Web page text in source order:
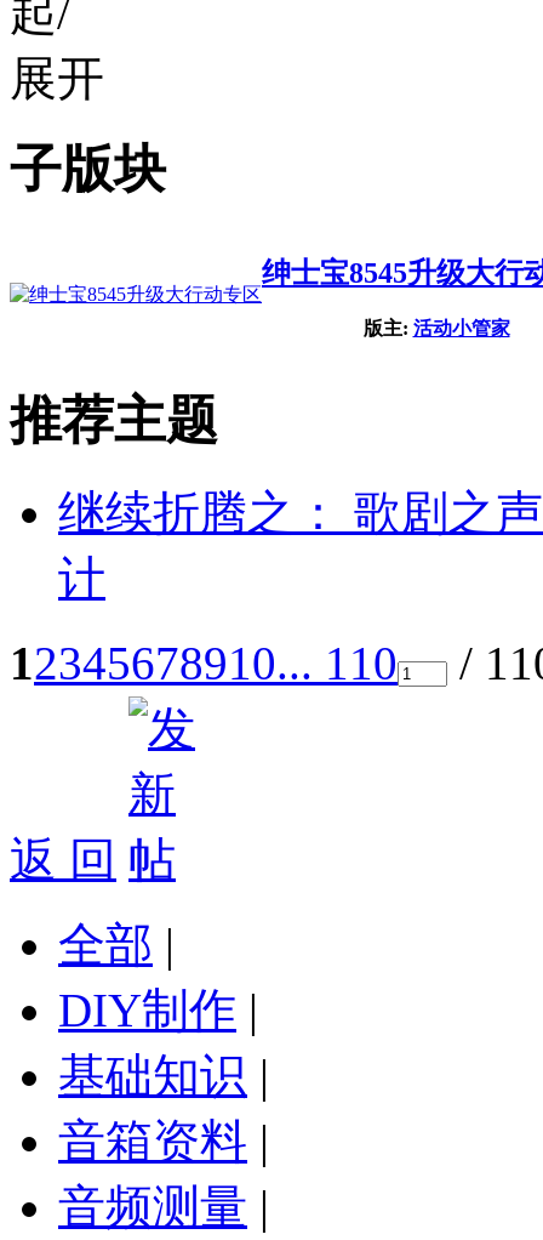
子版块
绅士宝8545升级大行
版主: 活动小管家
推荐主题
继续折腾之： 歌剧之
计
12345678910... 110 /
返 回
全部 |
DIY制作 |
基础知识 |
音箱资料 |
音频测量 |